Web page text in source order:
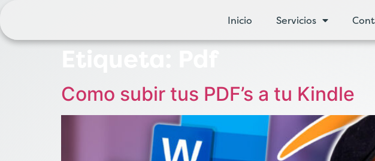
Inicio Servicios
Como subir tus PDF’s a tu Kindle